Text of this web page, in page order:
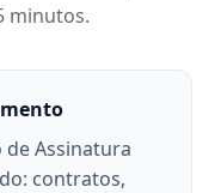
minutos.
de Assinatura
contratos,